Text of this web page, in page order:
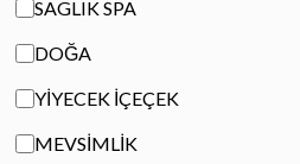
SAGLIK SPA
DOĞA
YİYECEK İÇEÇEK
MEVSİMLİK